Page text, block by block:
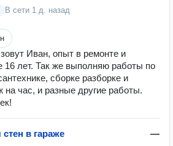
В сети 1 д. назад
Иван, опыт в ремонте и
16 лет. Так же выполняю работы по
сборке разборке и
час, и разные другие работы.
в гараже —